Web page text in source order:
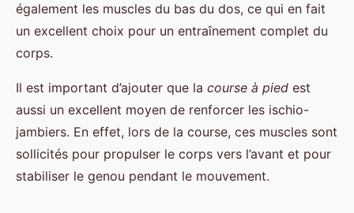
également les muscles du bas du dos, ce qui en fait
un excellent choix pour un entraînement complet du
corps.
Il est important d’ajouter que la course à pied est
aussi un excellent moyen de renforcer les ischio-
jambiers. En effet, lors de la course, ces muscles sont
sollicités pour propulser le corps vers l’avant et pour
stabiliser le genou pendant le mouvement.